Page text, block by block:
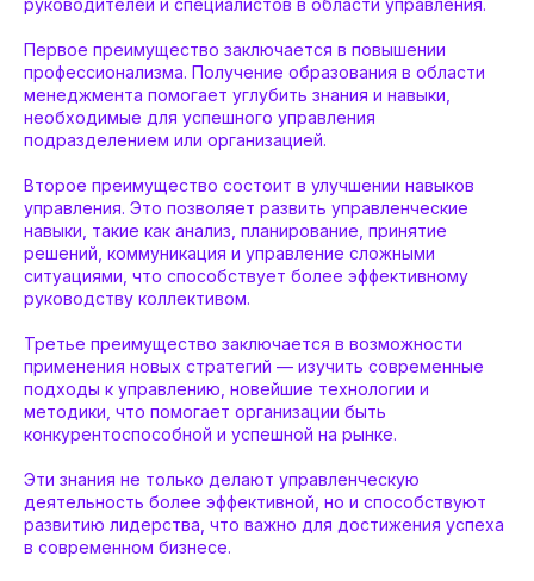
руководителей и специалистов в области управления.
Первое преимущество заключается в повышении
профессионализма. Получение образования в области
менеджмента помогает углубить знания и навыки,
необходимые для успешного управления
подразделением или организацией.
Второе преимущество состоит в улучшении навыков
управления. Это позволяет развить управленческие
навыки, такие как анализ, планирование, принятие
решений, коммуникация и управление сложными
ситуациями, что способствует более эффективному
руководству коллективом.
Третье преимущество заключается в возможности
применения новых стратегий — изучить современные
подходы к управлению, новейшие технологии и
методики, что помогает организации быть
конкурентоспособной и успешной на рынке.
Эти знания не только делают управленческую
деятельность более эффективной, но и способствуют
развитию лидерства, что важно для достижения успеха
в современном бизнесе.